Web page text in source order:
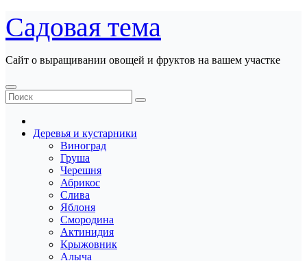
Перейти
к
содержанию
Садовая тема
Сайт о выращивании овощей и фруктов на вашем участке
Деревья и кустарники
Виноград
Груша
Черешня
Абрикос
Слива
Яблоня
Смородина
Актинидия
Крыжовник
Алыча